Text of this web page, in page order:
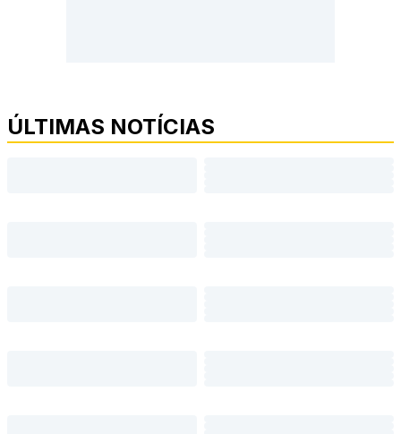
ÚLTIMAS NOTÍCIAS